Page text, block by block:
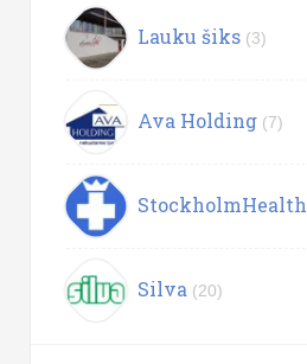
Lauku šiks (3)
Ava Holding (7)
StockholmHealth
Silva (20)